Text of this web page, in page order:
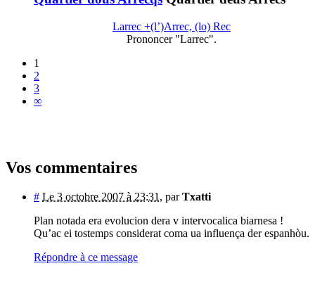
Larrec +(l’)Arrec, (lo) Rec
Prononcer "Larrec".
1
2
3
∞
Vos commentaires
# Le 3 octobre 2007 à 23:31, parTxatti
Plan notada era evolucion dera v intervocalica biarnesa !
Qu’ac ei tostemps considerat coma ua influença der espanhòu.
Répondre à ce message